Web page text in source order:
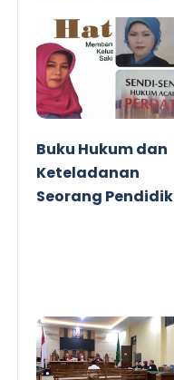
Buku Hukum dan
Keteladanan
Seorang Pendidik